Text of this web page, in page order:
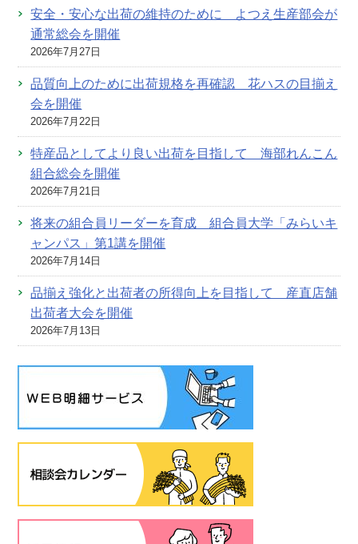
安全・安心な出荷の維持のために よつえ生産部会が
通常総会を開催
2026年7月27日
品質向上のために出荷規格を再確認 花ハスの目揃え
会を開催
2026年7月22日
特産品としてより良い出荷を目指して 海部れんこん
組合総会を開催
2026年7月21日
将来の組合員リーダーを育成 組合員大学「みらいキ
ャンパス」第1講を開催
2026年7月14日
品揃え強化と出荷者の所得向上を目指して 産直店舗
出荷者大会を開催
2026年7月13日